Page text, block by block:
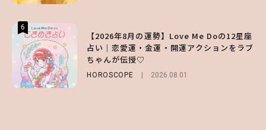
6
【2026年8月の運勢】Love Me Doの12星座
占い｜恋愛運・金運・開運アクションをラブ
ちゃんが伝授♡
HOROSCOPE 2026.08.01
6
【SNIDEL】長濱ねるとロマンティックトラ
ッドな秋はじめ｜2026秋の新作コーデ4選
6
【GU】夏の“主役級”アイテム決定！ヘルシ
ー＆可愛すぎる「大人の肌見せ」トップス3
選
FASHION 2026.07.19